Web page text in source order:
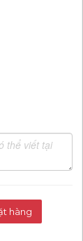
Đặt hàng